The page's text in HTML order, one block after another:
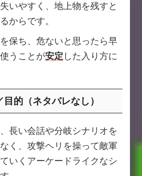
いやすく、地上物を残すと
からです。
保ち、危ないと思ったら早
うことが安定した入り方に
的（ネタバレなし）
長い会話や分岐シナリオを
く、攻撃ヘリを操って敵軍
いくアーケードライクなシ